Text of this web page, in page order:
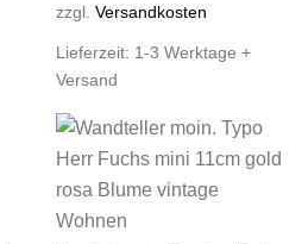
zzgl. Versandkosten
Lieferzeit: 1-3 Werktage +
Versand